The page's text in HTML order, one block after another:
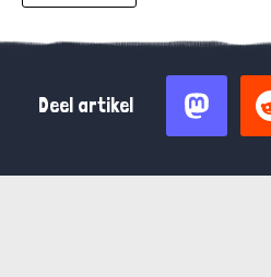
Deel artikel